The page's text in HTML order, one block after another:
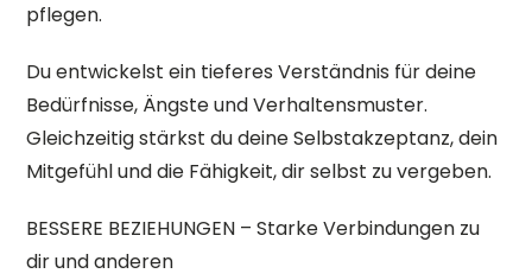
pflegen.
Du entwickelst ein tieferes Verständnis für deine
Bedürfnisse, Ängste und Verhaltensmuster.
Gleichzeitig stärkst du deine Selbstakzeptanz, dein
Mitgefühl und die Fähigkeit, dir selbst zu vergeben.
BESSERE BEZIEHUNGEN – Starke Verbindungen zu
dir und anderen